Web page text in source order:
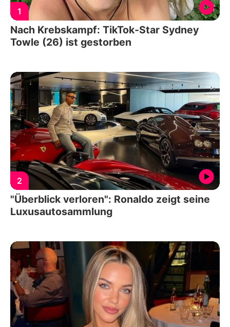
1
Nach Krebskampf: TikTok-Star Sydney
Towle (26) ist gestorben
2
"Überblick verloren": Ronaldo zeigt seine
Luxusautosammlung